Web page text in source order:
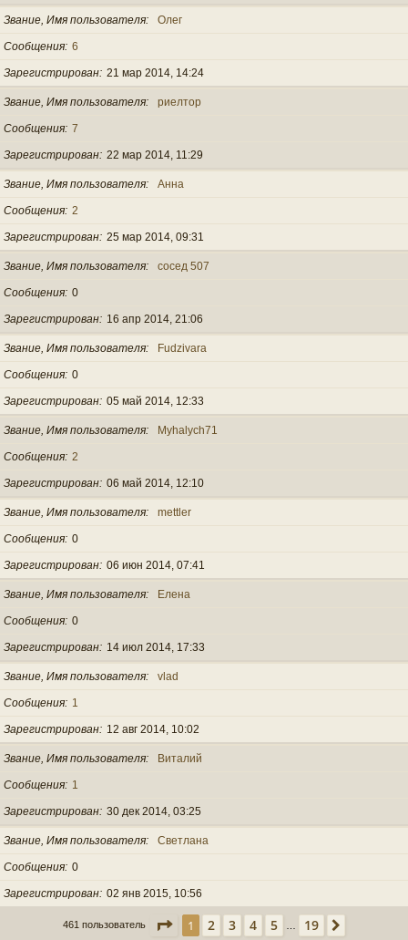
Звание, Имя пользователя Олег
Сообщения 6
Зарегистрирован 21 мар 2014, 14:24
Звание, Имя пользователя риелтор
Сообщения 7
Зарегистрирован 22 мар 2014, 11:29
Звание, Имя пользователя Анна
Сообщения 2
Зарегистрирован 25 мар 2014, 09:31
Звание, Имя пользователя сосед 507
Сообщения 0
Зарегистрирован 16 апр 2014, 21:06
Звание, Имя пользователя Fudzivara
Сообщения 0
Зарегистрирован 05 май 2014, 12:33
Звание, Имя пользователя Myhalych71
Сообщения 2
Зарегистрирован 06 май 2014, 12:10
Звание, Имя пользователя mettler
Сообщения 0
Зарегистрирован 06 июн 2014, 07:41
Звание, Имя пользователя Елена
Сообщения 0
Зарегистрирован 14 июл 2014, 17:33
Звание, Имя пользователя vlad
Сообщения 1
Зарегистрирован 12 авг 2014, 10:02
Звание, Имя пользователя Виталий
Сообщения 1
Зарегистрирован 30 дек 2014, 03:25
Звание, Имя пользователя Светлана
Сообщения 0
Зарегистрирован 02 янв 2015, 10:56
461 пользователь Страница из 19
1 2 3 4 5 19